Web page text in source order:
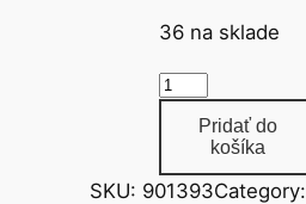
36 na sklade
m
ž
Pridať do
košíka
SKU: 901393Category: